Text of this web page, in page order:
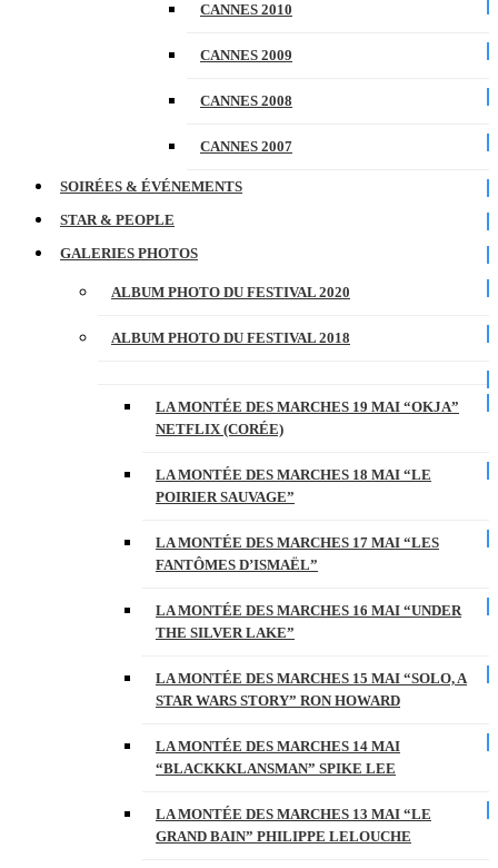
CANNES 2010
CANNES 2009
CANNES 2008
CANNES 2007
SOIRÉES & ÉVÉNEMENTS
STAR & PEOPLE
GALERIES PHOTOS
ALBUM PHOTO DU FESTIVAL 2020
ALBUM PHOTO DU FESTIVAL 2018
LA MONTÉE DES MARCHES 19 MAI “OKJA”
NETFLIX (CORÉE)
LA MONTÉE DES MARCHES 18 MAI “LE
POIRIER SAUVAGE”
LA MONTÉE DES MARCHES 17 MAI “LES
FANTÔMES D’ISMAËL”
LA MONTÉE DES MARCHES 16 MAI “UNDER
THE SILVER LAKE”
LA MONTÉE DES MARCHES 15 MAI “SOLO, A
STAR WARS STORY” RON HOWARD
LA MONTÉE DES MARCHES 14 MAI
“BLACKKKLANSMAN” SPIKE LEE
LA MONTÉE DES MARCHES 13 MAI “LE
GRAND BAIN” PHILIPPE LELOUCHE